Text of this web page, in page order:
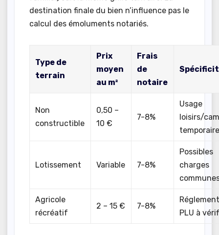
destination finale du bien n’influence pas le
calcul des émoluments notariés.
Type de
terrain
Prix
moyen
au m²
Frais
de
notaire
Non
constructible
0,50 –
10 €
7-8%
Usage
loisirs/
Lotissement Variable 7-8%
Possibles
charges
Agricole
récréatif
2 – 15 € 7-8%
PLU à